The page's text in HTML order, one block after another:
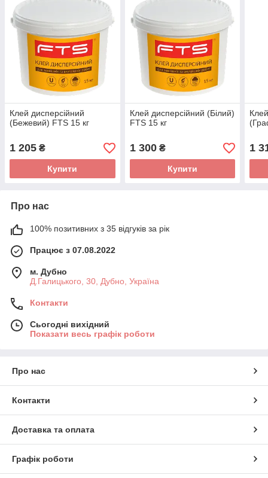
Клей дисперсійний
(Бежевий) FTS 15 кг
1 205 ₴
Купити
Клей дисперсійний (Білий)
FTS 15 кг
1 300₴
Купити
1
Про нас
100% позитивних з 35 відгуків за рік
Працює з 07.08.2022
м. Дубно
Д.Галицького, 30, Дубно, Україна
Контакти
Сьогодні вихідний
Показати весь графік роботи
Про нас
Контакти
Доставка та оплата
Графік роботи